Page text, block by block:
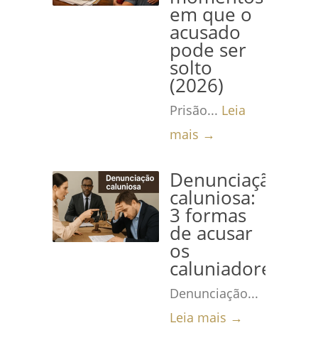
em que o
acusado
pode ser
solto
(2026)
Prisão... Leia
mais →
Denunciação
caluniosa:
3 formas
de acusar
os
caluniadores
Denunciação...
Leia mais →